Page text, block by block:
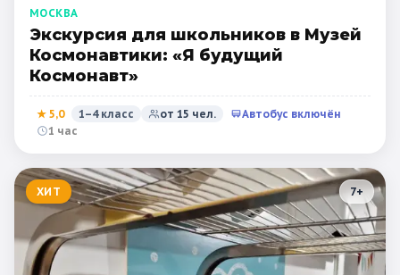
МОСКВА
Экскурсия для школьников в Музей
Космонавтики: «Я будущий
Космонавт»
★ 5,0 1–4 класс от 15 чел.
Автобус включён
1 час
ХИТ 7+